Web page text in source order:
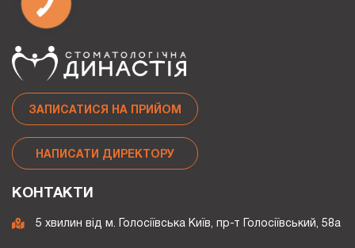
ЗАПИСАТИСЯ НА ПРИЙОМ
НАПИСАТИ ДИРЕКТОРУ
КОНТАКТИ
5 хвилин від м. Голосіївська Київ, пр-т Голосіївський, 58а